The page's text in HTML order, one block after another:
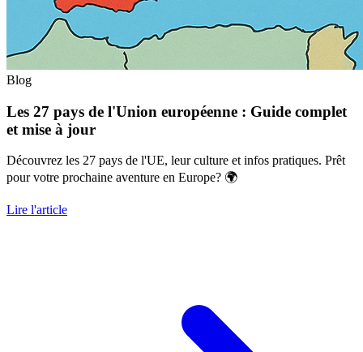
Blog
Les 27 pays de l'Union européenne : Guide complet
et mise à jour
Découvrez les 27 pays de l'UE, leur culture et infos pratiques. Prêt
pour votre prochaine aventure en Europe? 🌍
Lire l'article